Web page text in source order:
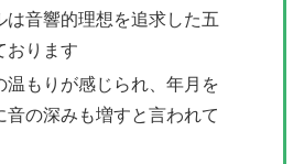
は音響的理想を追求した五
おります
温もりが感じられ、年月を
音の深みも増すと言われて